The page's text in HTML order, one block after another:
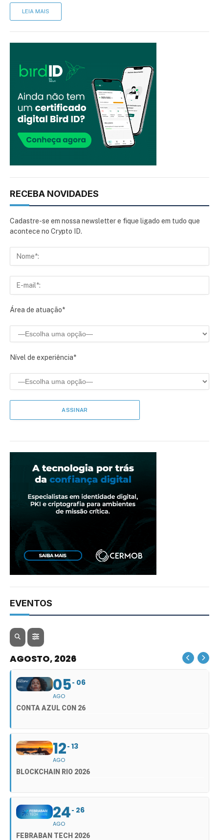
LEIA MAIS
RECEBA NOVIDADES
Cadastre-se em nossa newsletter e fique ligado em tudo que
acontece no Crypto ID.
Área de atuação*
Nível de experiência*
EVENTOS
AGOSTO, 2026
05
AGO
06
CONTA AZUL CON 26
12
AGO
13
BLOCKCHAIN RIO 2026
24
AGO
26
FEBRABAN TECH 2026